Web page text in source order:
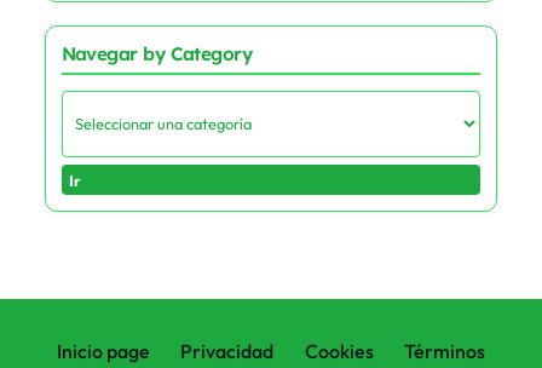
Navegar by Category
Ir
Inicio page Privacidad Cookies Términos